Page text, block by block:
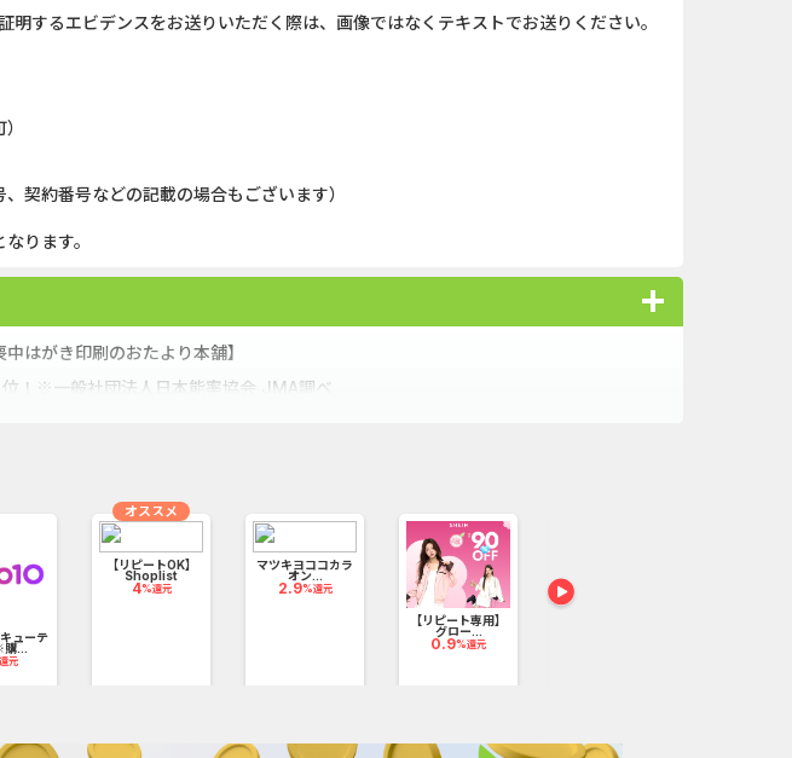
リクルートカード And_エバーテイル_3日間...
するエビデンスをお送りいただく際は、画像ではなくテキストでお送りください。
契約番号などの記載の場合もございます）
ります。
はがき印刷のおたより本舗】
！※一般社団法人日本能率協会 JMA調べ
印刷も同納期
ご用意
いサービス
種
済はがきを並べると距離にして地球半周超え！）
ューテ
購...
元
【リピートOK】
Shoplist
4%還元
オススメ
マツキヨココカラ
オン...
2.9%還元
【リピート専用】
グロー...
0.9%還元